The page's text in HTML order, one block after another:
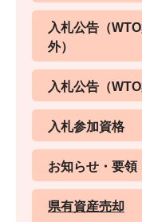
入札公告（
外）
入札公告（
入札参加資格
お知らせ・要領
県有資産売却